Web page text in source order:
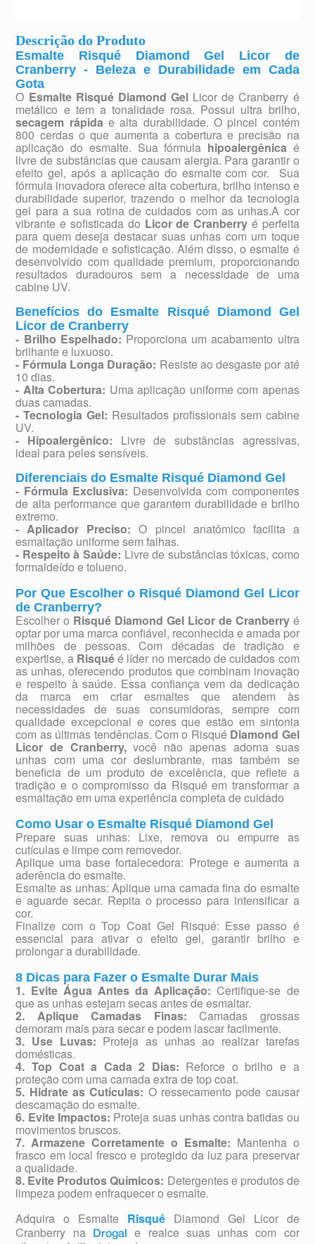
Descrição do Produto
Esmalte Risqué Diamond Gel Licor de
Cranberry - Beleza e Durabilidade em Cada
Gota
O Esmalte Risqué Diamond Gel Licor de Cranberry é
metálico e tem a tonalidade rosa. Possui ultra brilho,
secagem rápidae alta durabilidade. O pincel contém
800 cerdas o que aumenta a cobertura e precisão na
aplicação do esmalte. Sua fórmula hipoalergênica é
livre de substâncias que causam alergia. Para garantir o
efeito gel, após a aplicação do esmalte com cor. Sua
fórmula inovadora oferece alta cobertura, brilho intenso e
durabilidade superior, trazendo o melhor da tecnologia
gel para a sua rotina de cuidados com as unhas.A cor
vibrante e sofisticada do Licor de Cranberry é perfeita
para quem deseja destacar suas unhas com um toque
de modernidade e sofisticação. Além disso, o esmalte é
desenvolvido com qualidade premium, proporcionando
resultados duradouros sem a necessidade de uma
cabine UV.
Benefícios do Esmalte Risqué Diamond Gel
Licor de Cranberry
- Brilho Espelhado: Proporciona um acabamento ultra
brilhante e luxuoso.
- Fórmula Longa Duração: Resiste ao desgaste por até
10 dias.
- Alta Cobertura: Uma aplicação uniforme com apenas
duas camadas.
- Tecnologia Gel: Resultados profissionais sem cabine
UV.
- Hipoalergênico: Livre de substâncias agressivas,
ideal para peles sensíveis.
Diferenciais do Esmalte Risqué Diamond Gel
- Fórmula Exclusiva: Desenvolvida com componentes
de alta performance que garantem durabilidade e brilho
extremo.
- Aplicador Preciso: O pincel anatômico facilita a
esmaltação uniforme sem falhas.
- Respeito à Saúde: Livre de substâncias tóxicas, como
formaldeído e tolueno.
Por Que Escolher o Risqué Diamond Gel Licor
de Cranberry?
Escolher o Risqué Diamond Gel Licor de Cranberryé
optar por uma marca confiável, reconhecida e amada por
milhões de pessoas. Com décadas de tradição e
expertise, aRisquéé líder no mercado de cuidados com
as unhas, oferecendo produtos que combinam inovação
e respeito à saúde. Essa confiança vem da dedicação
da marca em criar esmaltes que atendem às
necessidades de suas consumidoras, sempre com
qualidade excepcional e cores que estão em sintonia
com as últimas tendências. Com o Risqué Diamond Gel
Licor de Cranberry,você não apenas adorna suas
unhas com uma cor deslumbrante, mas também se
beneficia de um produto de excelência, que reflete a
tradição e o compromisso da Risqué em transformar a
esmaltação em uma experiência completa de cuidado
Como Usar o Esmalte Risqué Diamond Gel
Prepare suas unhas: Lixe, remova ou empurre as
cutículas e limpe com removedor.
Aplique uma base fortalecedora: Protege e aumenta a
aderência do esmalte.
Esmalte as unhas: Aplique uma camada fina do esmalte
e aguarde secar. Repita o processo para intensificar a
cor.
Finalize com o Top Coat Gel Risqué: Esse passo é
essencial para ativar o efeito gel, garantir brilho e
prolongar a durabilidade.
8 Dicas para Fazer o Esmalte Durar Mais
1. Evite Água Antes da Aplicação: Certifique-se de
que as unhas estejam secas antes de esmaltar.
2. Aplique Camadas Finas: Camadas grossas
demoram mais para secar e podem lascar facilmente.
3. Use Luvas: Proteja as unhas ao realizar tarefas
domésticas.
4. Top Coat a Cada 2 Dias: Reforce o brilho e a
proteção com uma camada extra de top coat.
5. Hidrate as Cutículas: O ressecamento pode causar
descamação do esmalte.
6. Evite Impactos: Proteja suas unhas contra batidas ou
movimentos bruscos.
7. Armazene Corretamente o Esmalte: Mantenha o
frasco em local fresco e protegido da luz para preservar
a qualidade.
8. Evite Produtos Químicos: Detergentes e produtos de
limpeza podem enfraquecer o esmalte.
Adquira o Esmalte Risqué Diamond Gel Licor de
Cranberry na
Drogale realce suas unhas com cor